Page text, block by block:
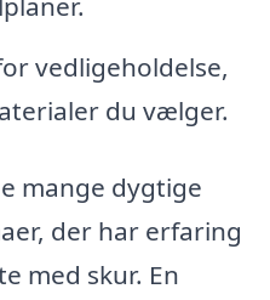
vedligeholdelse,
du vælger.
mange dygtige
der har erfaring
med skur. En